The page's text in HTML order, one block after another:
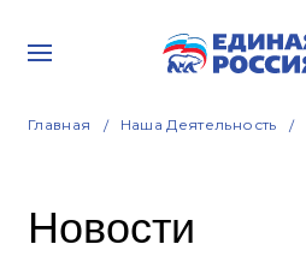
Главная Наша Деятельность
Новости